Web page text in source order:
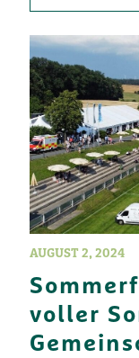
AUGUST 2, 2024
voller